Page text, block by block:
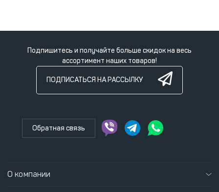
Подпишитесь и получайте больше скидок на весь
ассортимент наших товаров!
ПОДПИСАТЬСЯ НА РАССЫЛКУ
Обратная связь
О компании